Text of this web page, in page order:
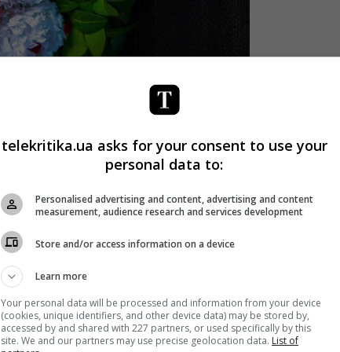
telekritika.ua asks for your consent to use your
personal data to:
Personalised advertising and content, advertising and content
measurement, audience research and services development
Store and/or access information on a device
Learn more
Your personal data will be processed and information from your device
(cookies, unique identifiers, and other device data) may be stored by,
accessed by and shared with 227 partners, or used specifically by this
site. We and our partners may use precise geolocation data. List of